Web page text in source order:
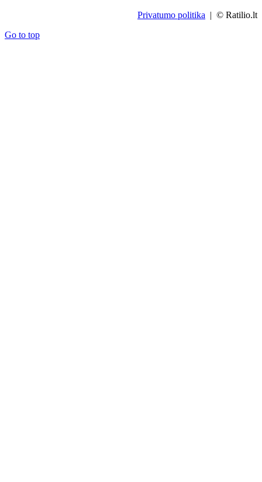
Privatumo politika | © Ratilio.lt
Go to top